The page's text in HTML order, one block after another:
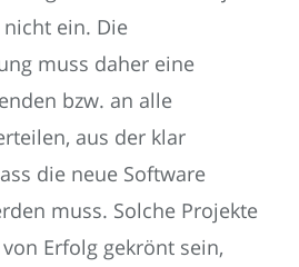
ein. Die
muss daher eine
bzw. an alle
aus der klar
die neue Software
muss. Solche Projekte
Erfolg gekrönt sein,